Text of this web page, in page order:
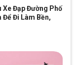
việc lựa chọn
Hãng đã cung cấp
sinh, xe trẻ em đến
Xe Đạp Đường Phố
Để Đi Làm Bền,